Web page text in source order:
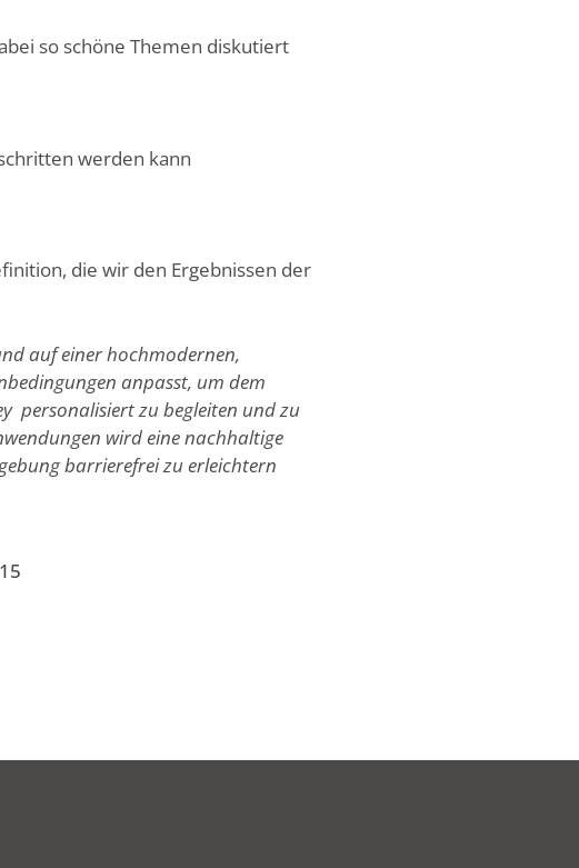
so schöne Themen diskutiert
werden kann
die wir den Ergebnissen der
auf einer hochmodernen,
anpasst, um dem
personalisiert zu begleiten und zu
wird eine nachhaltige
barrierefrei zu erleichtern